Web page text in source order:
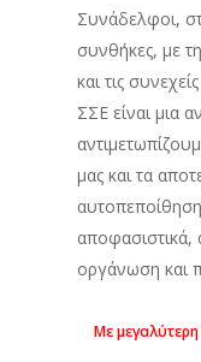
Συνάδελφοι,
συνθήκες, με
και τις
ΣΣΕ είναι μια
μας και τα
αποφασιστικά,
οργάνωση και
Με